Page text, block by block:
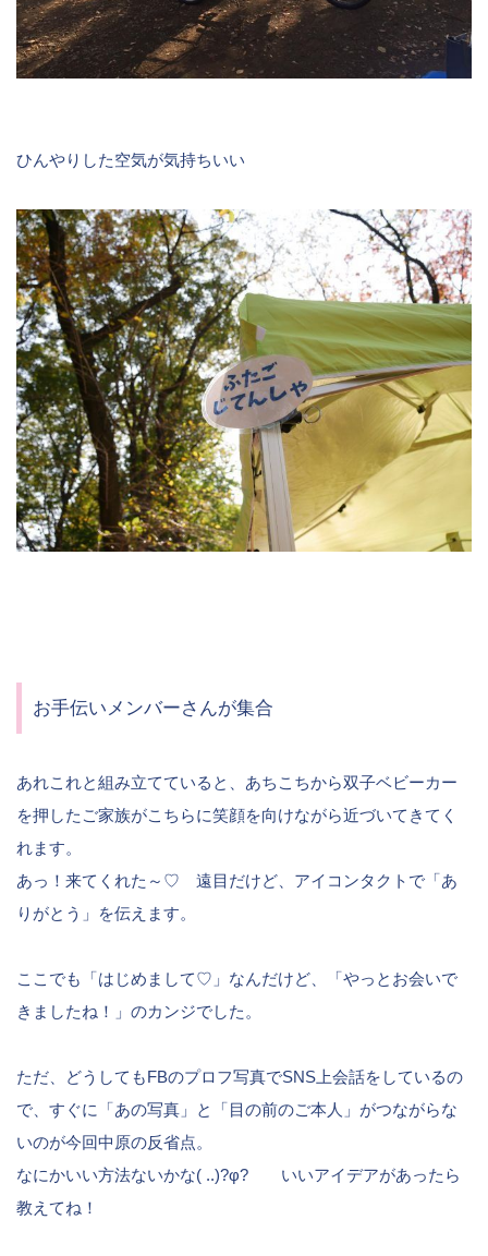
ひんやりした空気が気持ちいい
お手伝いメンバーさんが集合
あれこれと組み立てていると、あちこちから双子ベビーカー
を押したご家族がこちらに笑顔を向けながら近づいてきてく
れます。
あっ！来てくれた～♡ 遠目だけど、アイコンタクトで「あ
りがとう」を伝えます。
ここでも「はじめまして♡」なんだけど、「やっとお会いで
きましたね！」のカンジでした。
ただ、どうしてもFBのプロフ写真でSNS上会話をしているの
で、すぐに「あの写真」と「目の前のご本人」がつながらな
いのが今回中原の反省点。
なにかいい方法ないかな( ..)?φ? いいアイデアがあったら
教えてね！